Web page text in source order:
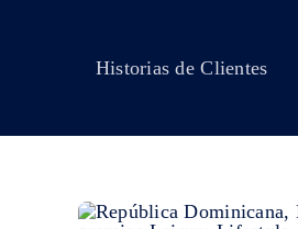
Historias de Clientes